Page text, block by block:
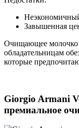
Завышенная
Очищающее молочко
обладательницам
которые
Giorgio Armani
премиальное